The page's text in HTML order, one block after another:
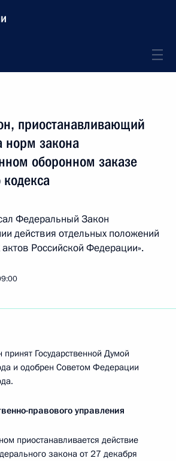
приостанавливающий
норм закона
оборонном заказе
Федеральный Закон
действия отдельных положений
Российской Федерации».
Государственной Думой
и одобрен Советом Федерации
правового управления
приостанавливается действие
закона от 27 декабря